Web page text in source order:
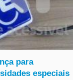
para
especiais